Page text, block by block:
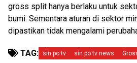
gross split hanya berlaku untuk
bumi. Sementara aturan di sektor
dipastikan tidak mengalami
TAG: sin po tv sin po tv news